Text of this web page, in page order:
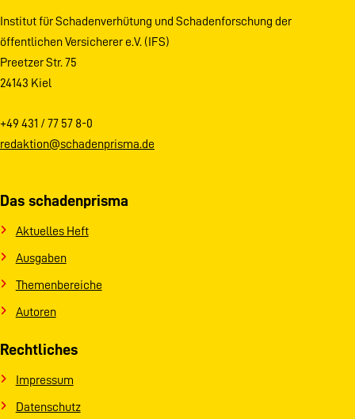
Institut für Schadenverhütung und Schadenforschung der
öffentlichen Versicherer e.V. (IFS)
Preetzer Str. 75
24143 Kiel
+49 431 / 77 57 8-0
redaktion@schadenprisma.de
Das schadenprisma
Aktuelles Heft
Ausgaben
Themenbereiche
Autoren
Rechtliches
Impressum
Datenschutz